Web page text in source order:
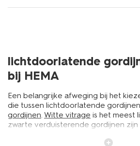
lichtdoorlatende
bij HEMA
Een belangrijke afweging bij het
die tussen lichtdoorlatende
gordijnen. Witte vitrage is het meest
zwarte verduisterende gordijnen
uit kunt kiezen. En dan is ook de